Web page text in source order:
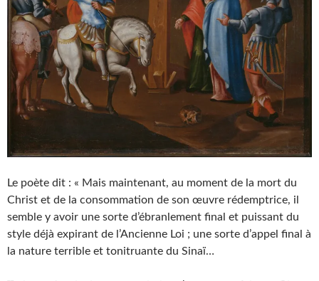
Le poète dit : « Mais maintenant, au moment de la mort du
Christ et de la consommation de son œuvre rédemptrice, il
semble y avoir une sorte d’ébranlement final et puissant du
style déjà expirant de l’Ancienne Loi ; une sorte d’appel final à
la nature terrible et tonitruante du Sinaï…